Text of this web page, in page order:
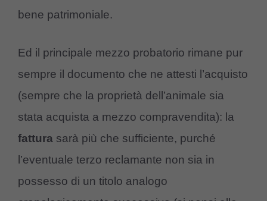
bene patrimoniale.
Ed il principale mezzo probatorio rimane pur
sempre il documento che ne attesti l’acquisto
(sempre che la proprietà dell’animale sia
stata acquista a mezzo compravendita): la
fattura sarà più che sufficiente, purché
l’eventuale terzo reclamante non sia in
possesso di un titolo analogo